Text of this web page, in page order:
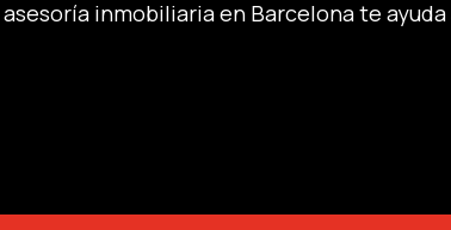
inmobiliaria en Barcelona te